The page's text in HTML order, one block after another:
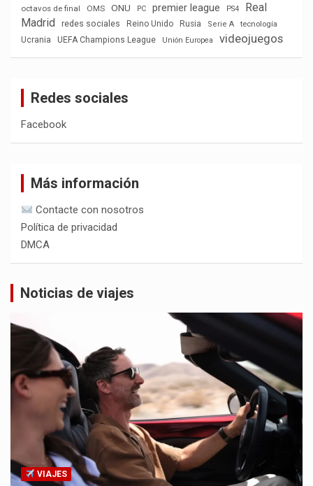
octavos de final OMS ONU PC premier league PS4
Real
Madrid
redes sociales Reino Unido Rusia Serie A
tecnología
Ucrania
UEFA Champions League Unión Europea videojuegos
Redes sociales
Facebook
Más información
Contacte con nosotros
Política de privacidad
DMCA
Noticias de viajes
VIAJES